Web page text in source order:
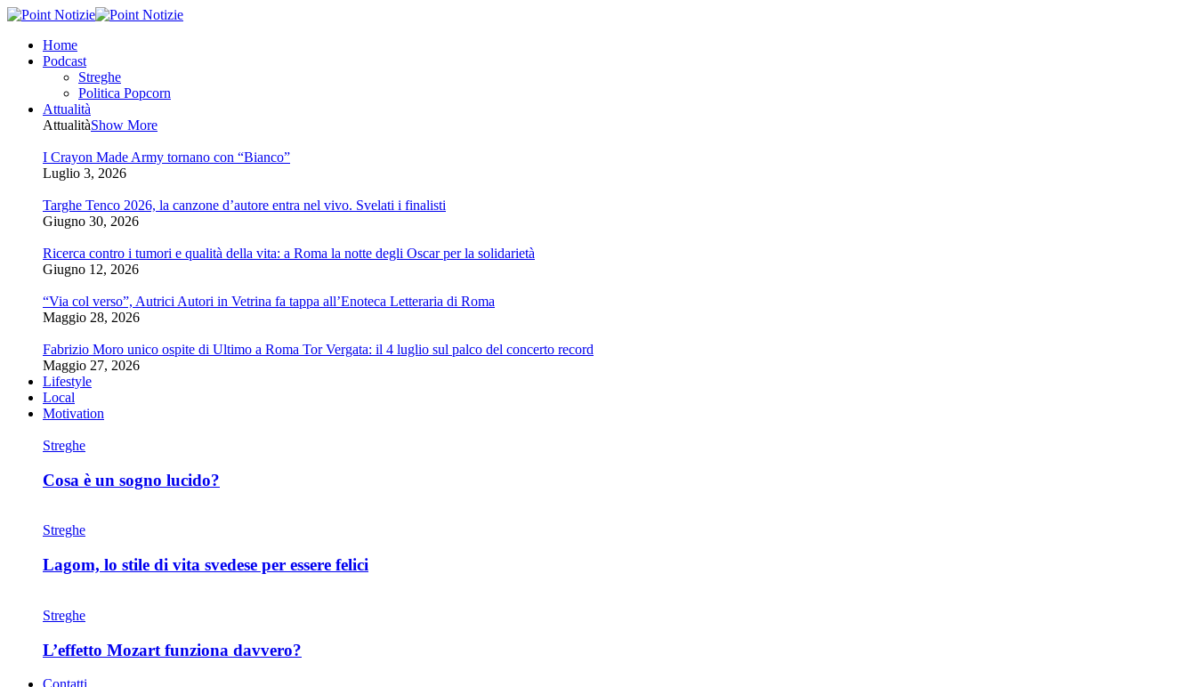
Home
Podcast
Streghe
Politica Popcorn
Attualità
AttualitàShow More
I Crayon Made Army tornano con “Bianco”
Luglio 3, 2026
Targhe Tenco 2026, la canzone d’autore entra nel vivo. Svelati i finalisti
Giugno 30, 2026
Ricerca contro i tumori e qualità della vita: a Roma la notte degli Oscar per la solidarietà
Giugno 12, 2026
“Via col verso”, Autrici Autori in Vetrina fa tappa all’Enoteca Letteraria di Roma
Maggio 28, 2026
Fabrizio Moro unico ospite di Ultimo a Roma Tor Vergata: il 4 luglio sul palco del concerto record
Maggio 27, 2026
Lifestyle
Local
Motivation
Streghe
Cosa è un sogno lucido?
Streghe
Lagom, lo stile di vita svedese per essere felici
Streghe
L’effetto Mozart funziona davvero?